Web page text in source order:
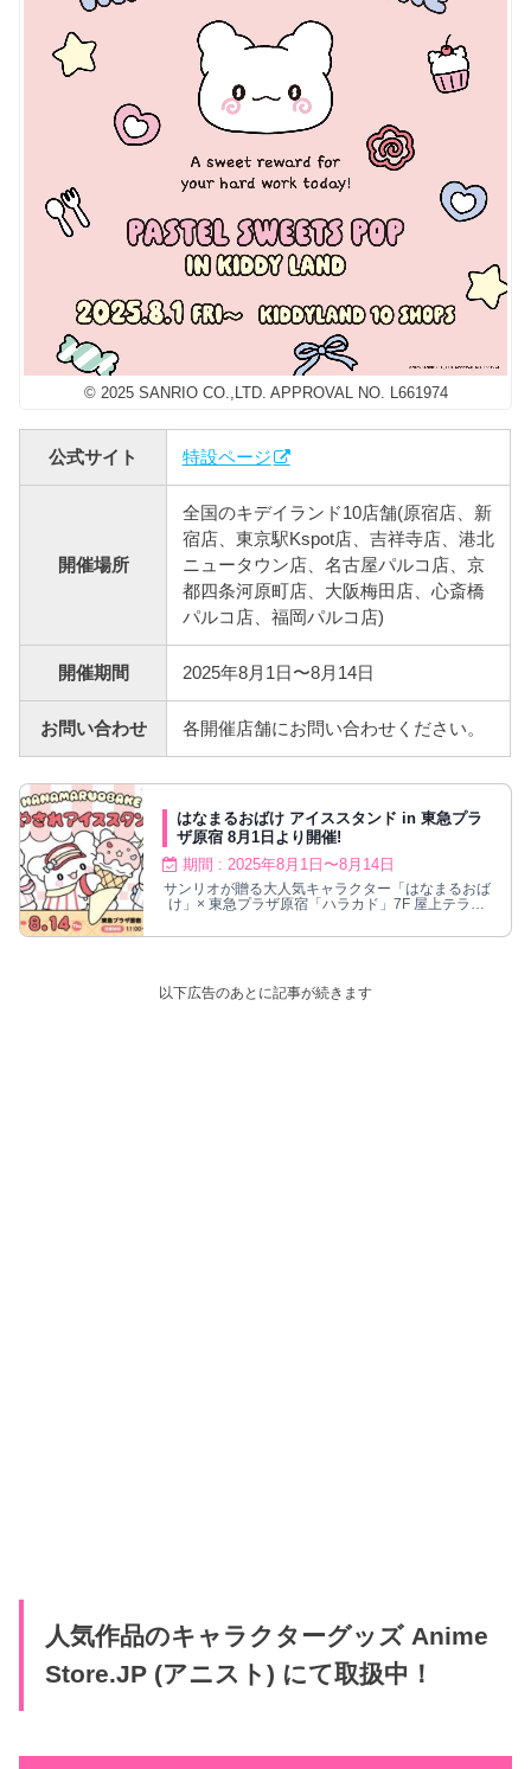
© 2025 SANRIO CO.,LTD. APPROVAL NO. L661974
公式サイト 特設ページ
開催場所
全国のキデイランド10店舗(原宿店、新
宿店、東京駅Kspot店、吉祥寺店、港北
ニュータウン店、名古屋パルコ店、京
都四条河原町店、大阪梅田店、心斎橋
パルコ店、福岡パルコ店)
開催期間 2025年8月1日〜8月14日
お問い合わせ 各開催店舗にお問い合わせください。
はなまるおばけ アイススタンド in 東急プラ
ザ原宿 8月1日より開催!
期間 : 2025年8月1日〜8月14日
サンリオが贈る大人気キャラクター「はなまるおば
け」× 東急プラザ原宿「ハラカド」7F 屋上テラス
ント「はなまるおばけのいやされアイススタンド」
以下広告のあとに記事が続きます
人気作品のキャラクターグッズ Anime
Store.JP (アニスト) にて取扱中！